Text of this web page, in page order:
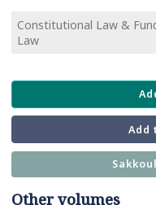
Constitutional Law &
Law
Add
Other volumes